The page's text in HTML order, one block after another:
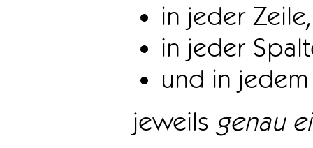
in jeder Zeile,
in jeder
und in
jeweils genau